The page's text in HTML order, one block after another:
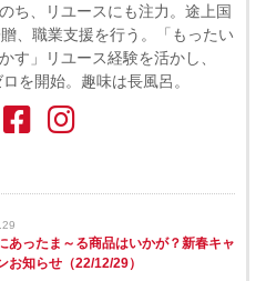
ち、リユースにも注力。途上国
、職業支援を行う。「もったい
す」リユース経験を活かし、
を開始。趣味は長風呂。
あったま～る商品はいかが？新春キャ
お知らせ（22/12/29）